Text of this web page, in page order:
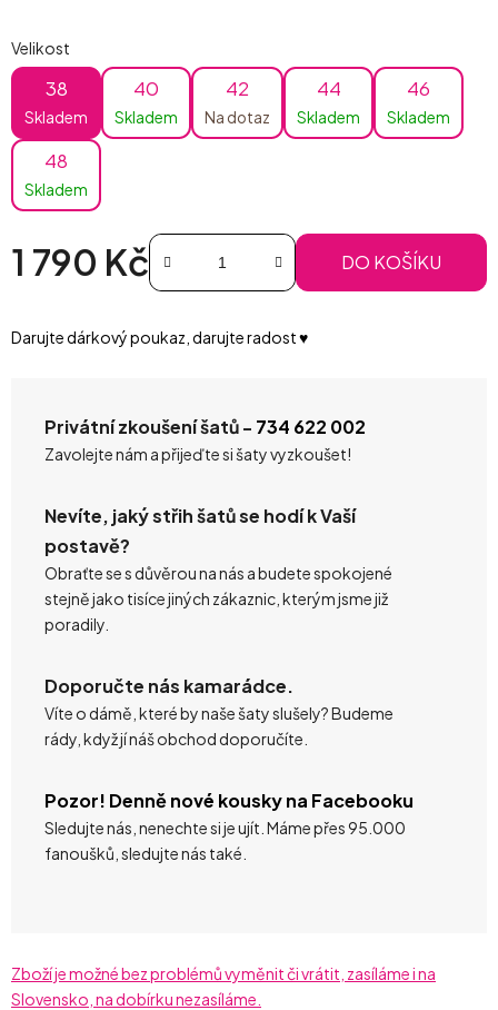
Velikost
38
Skladem
40
Skladem
42
Na dotaz
44
Skladem
46
Skladem
48
Skladem
1 790 Kč DO KOŠÍKU
Darujte dárkový poukaz, darujte radost ♥️
Privátní zkoušení šatů - 734 622 002
Zavolejte nám a přijeďte si šaty vyzkoušet!
Nevíte, jaký střih šatů se hodí k Vaší
postavě?
Obraťte se s důvěrou na nás a budete spokojené
stejně jako tisíce jiných zákaznic, kterým jsme již
poradily.
Doporučte nás kamarádce.
Víte o dámě, které by naše šaty slušely? Budeme
rády, když jí náš obchod doporučíte.
Pozor! Denně nové kousky na Facebooku
Sledujte nás, nenechte si je ujít. Máme přes 95.000
fanoušků, sledujte nás také.
Zboží je možné bez problémů vyměnit či vrátit, zasíláme i na
Slovensko, na dobírku nezasíláme.